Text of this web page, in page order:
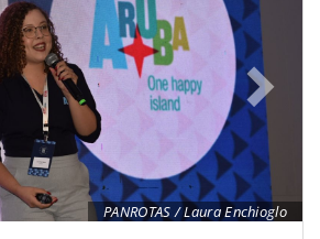
PANROTAS / Laura Enchioglo